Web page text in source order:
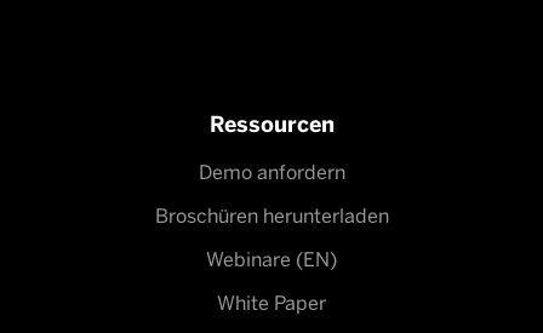
Ressourcen
Demo anfordern
Broschüren herunterladen
Webinare (EN)
White Paper